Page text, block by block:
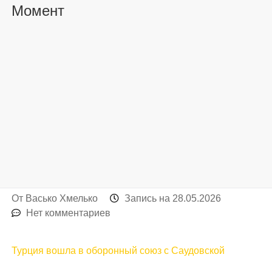
Момент
От Васько Хмелько Запись на 28.05.2026
Нет комментариев
Турция вошла в оборонный союз с Саудовской